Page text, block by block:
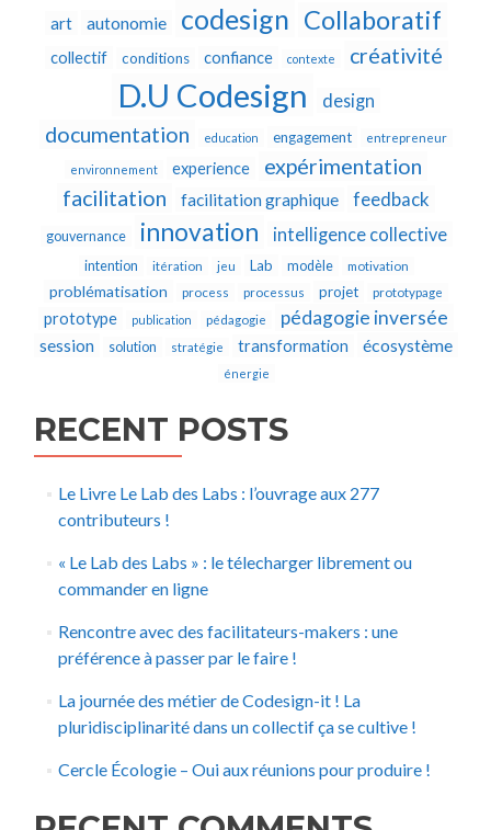
art autonomie codesign Collaboratif
collectif conditions confiance contexte créativité
D.U Codesign design
documentation education engagement entrepreneur
environnement experience
expérimentation
facilitation
facilitation graphique feedback
gouvernance innovation intelligence collective
intention itération jeu Lab modèle motivation
problématisation process processus projet prototypage
prototype publication pédagogie pédagogie inversée
session solution stratégie transformation écosystème
énergie
RECENT POSTS
Le Livre Le Lab des Labs : l’ouvrage aux 277
contributeurs !
« Le Lab des Labs » : le télecharger librement ou
commander en ligne
Rencontre avec des facilitateurs-makers : une
préférence à passer par le faire !
La journée des métier de Codesign-it ! La
pluridisciplinarité dans un collectif ça se cultive !
Cercle Écologie – Oui aux réunions pour produire !